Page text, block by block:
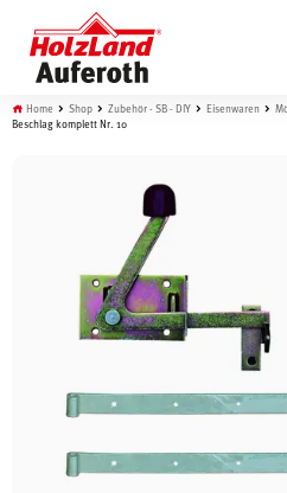
Türen
Wand
Garten
Home Shop Zubehör - SB - DIY Eisenwaren
Beschlag komplett Nr. 10